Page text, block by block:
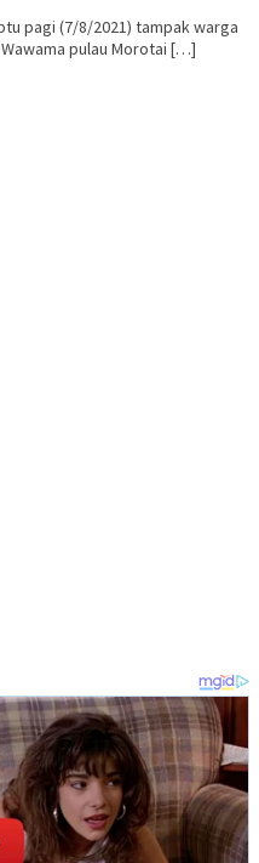
pagi (7/8/2021) tampak warga
pulau Morotai […]